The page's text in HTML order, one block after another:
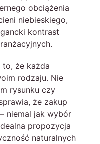
obciążenia
niebieskiego,
kontrast
że każda
rodzaju. Nie
rysunku czy
że zakup
niemal jak wybór
propozycja
naturalnych